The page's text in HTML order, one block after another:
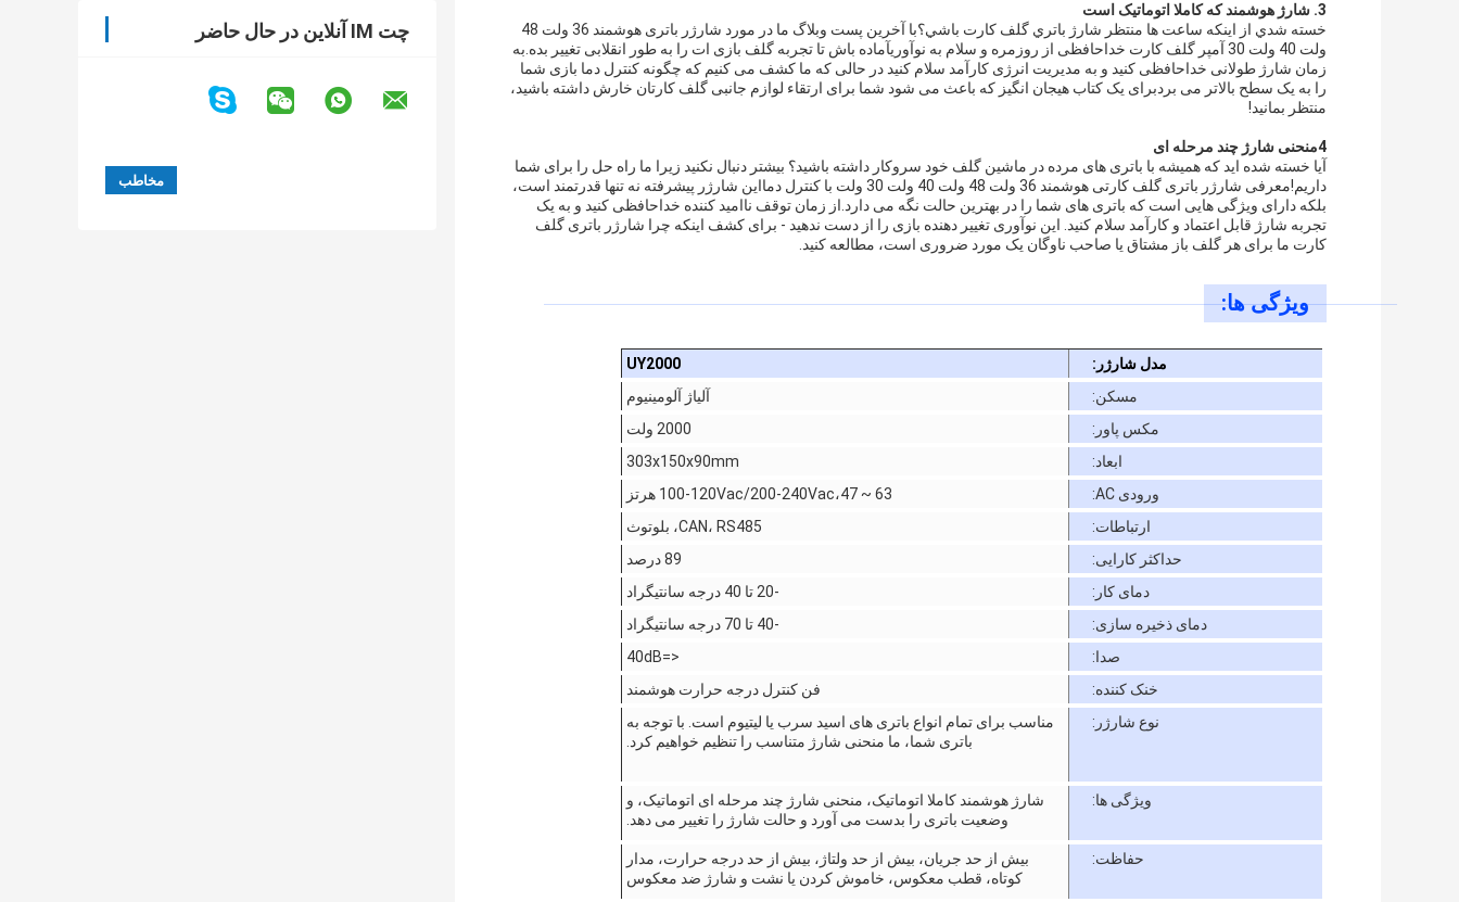
چت IM آنلاین در حال حاضر
3. شارژ هوشمند که کاملا اتوماتیک است
خسته شدي از اينکه ساعت ها منتظر شارژ باتري گلف کارت باشي؟با آخرین پست وبلاگ ما در مورد شارژر باتری هوشمند 36 ولت 48
ولت 40 ولت 30 آمپر گلف کارت خداحافظی از روزمره و سلام به نوآوریآماده باش تا تجربه گلف بازی ات را به طور انقلابی تغییر بده.به
زمان شارژ طولانی خداحافظی کنید و به مدیریت انرژی کارآمد سلام کنید در حالی که ما کشف می کنیم که چگونه کنترل دما بازی شما
را به یک سطح بالاتر می بردبرای یک کتاب هیجان انگیز که باعث می شود شما برای ارتقاء لوازم جانبی گلف کارتان خارش داشته باشید،
منتظر بمانید!
4منحنی شارژ چند مرحله ای
آیا خسته شده اید که همیشه با باتری های مرده در ماشین گلف خود سروکار داشته باشید؟ بیشتر دنبال نکنید زیرا ما راه حل را برای شما
داریم!معرفی شارژر باتری گلف کارتی هوشمند 36 ولت 48 ولت 40 ولت 30 ولت با کنترل دمااین شارژر پیشرفته نه تنها قدرتمند است،
بلکه دارای ویژگی هایی است که باتری های شما را در بهترین حالت نگه می دارد.از زمان توقف ناامید کننده خداحافظی کنید و به یک
تجربه شارژ قابل اعتماد و کارآمد سلام کنید. این نوآوری تغییر دهنده بازی را از دست ندهید - برای کشف اینکه چرا شارژر باتری گلف
کارت ما برای هر گلف باز مشتاق یا صاحب ناوگان یک مورد ضروری است، مطالعه کنید.
ویژگی ها:
مدل شارژر:
UY2000
مسکن:
آلیاژ آلومینیوم
مکس پاور:
2000 ولت
ابعاد:
303x150x90mm
ورودی AC:
100-120Vac/200-240Vac،47 ~ 63 هرتز
ارتباطات:
CAN، RS485، بلوتوث
حداکثر کارایی:
89 درصد
دمای کار:
-20 تا 40 درجه سانتیگراد
دمای ذخیره سازی:
-40 تا 70 درجه سانتیگراد
صدا:
<=40dB
خنک کننده:
فن کنترل درجه حرارت هوشمند
نوع شارژر:
مناسب برای تمام انواع باتری های اسید سرب یا لیتیوم است. با توجه به
باتری شما، ما منحنی شارژ متناسب را تنظیم خواهیم کرد.
ویژگی ها:
شارژ هوشمند کاملا اتوماتیک، منحنی شارژ چند مرحله ای اتوماتیک، و
وضعیت باتری را بدست می آورد و حالت شارژ را تغییر می دهد.
حفاظت:
بیش از حد جریان، بیش از حد ولتاژ، بیش از حد درجه حرارت، مدار
کوتاه، قطب معکوس، خاموش کردن یا نشت و شارژ ضد معکوس